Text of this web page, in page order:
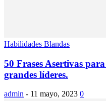
Habilidades Blandas
50 Frases Asertivas
grandes líderes.
admin - 11 mayo, 2023 0